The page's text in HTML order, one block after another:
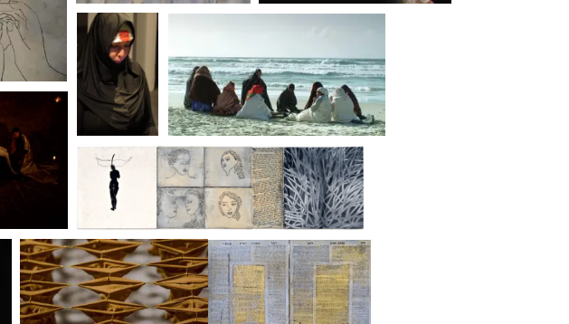
دافنا شالوم، صلاة مسائية
إيتسيك باداش، زالا
حنان أبو حسين، حرية مؤقتة
دوريس
حكيم، آفي
الله
شولا كيشت، بنات صلفحاد
الجانب
يارا قاسم
رائده أدون،